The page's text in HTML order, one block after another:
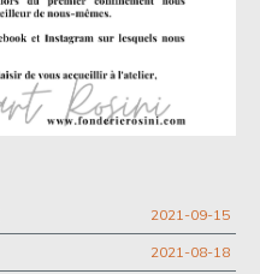
2021-09-15
2021-08-18